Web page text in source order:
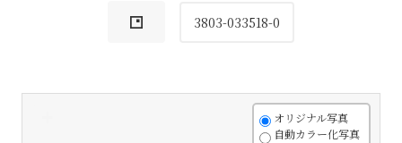
3803-033518-0
オリジナル写真
自動カラー化写真